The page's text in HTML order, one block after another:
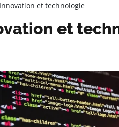
Innovation et technologie
et